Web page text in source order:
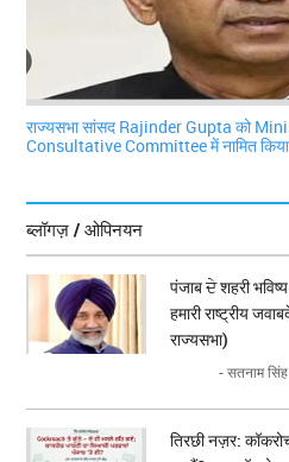
राज्यसभा सांसद Rajinder Gupta को
Consultative Committee में नामित किया
ब्लॉगज़ / ओपिनयन
पंजाब ਦੇ शहरी
हमारी राष्ट्रीय
राज्यसभा)
- सतनाम
तिरछी नज़र: